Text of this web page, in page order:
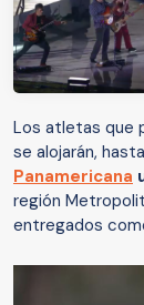
Los atletas que
se alojarán,
Panamericana
región
entregados